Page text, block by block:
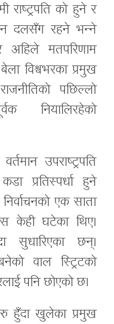
राष्ट्रपति को हुने र
दलसँग रहने भन्ने
अहिले मतपरिणाम
विश्वभरका प्रमुख
पछिल्लो
नियालिरहेको
उपराष्ट्रपति
प्रतिस्पर्धा हुने
एक साता
केही घटेका थिए।
सुधारिएका छन्।
वाल स्ट्रिटको
पनि छोएको छ।
हुँदा खुलेका प्रमुख